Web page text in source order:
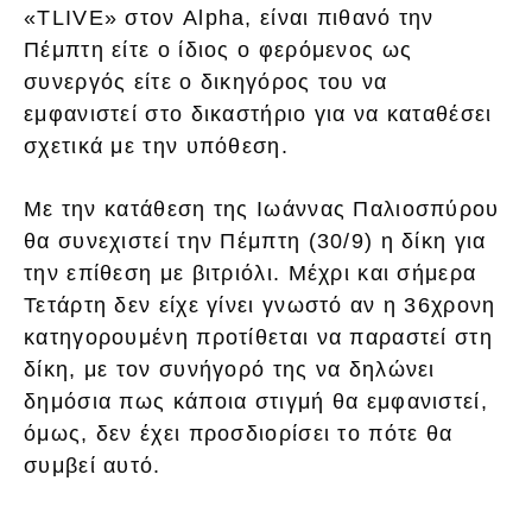
«TLIVE» στον Alpha, είναι πιθανό την
Πέμπτη είτε ο ίδιος ο φερόμενος ως
συνεργός είτε ο δικηγόρος του να
εμφανιστεί στο δικαστήριο για να καταθέσει
σχετικά με την υπόθεση.
Με την κατάθεση της Ιωάννας Παλιοσπύρου
θα συνεχιστεί την Πέμπτη (30/9) η δίκη για
την επίθεση με βιτριόλι. Μέχρι και σήμερα
Τετάρτη δεν είχε γίνει γνωστό αν η 36χρονη
κατηγορουμένη προτίθεται να παραστεί στη
δίκη, με τον συνήγορό της να δηλώνει
δημόσια πως κάποια στιγμή θα εμφανιστεί,
όμως, δεν έχει προσδιορίσει το πότε θα
συμβεί αυτό.